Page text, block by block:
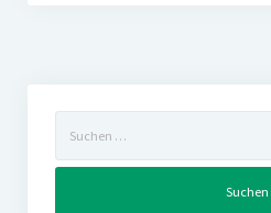
nach: